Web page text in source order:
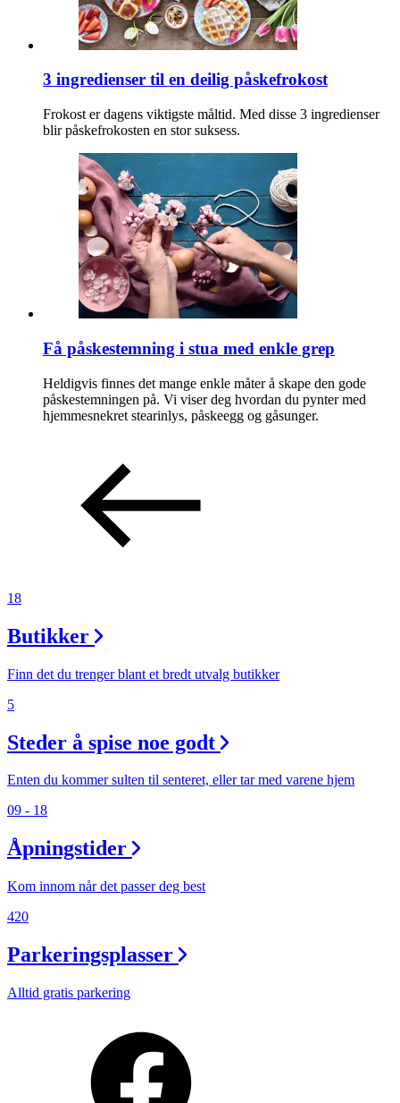
3 ingredienser til en deilig påskefrokost
Frokost er dagens viktigste måltid. Med disse 3 ingredienser
blir påskefrokosten en stor suksess.
Få påskestemning i stua med enkle grep
Heldigvis finnes det mange enkle måter å skape den gode
påskestemningen på. Vi viser deg hvordan du pynter med
hjemmesnekret stearinlys, påskeegg og gåsunger.
18
Butikker
Finn det du trenger blant et bredt utvalg butikker
5
Steder å spise noe godt
Enten du kommer sulten til senteret, eller tar med varene hjem
09 - 18
Åpningstider
Kom innom når det passer deg best
420
Parkeringsplasser
Alltid gratis parkering